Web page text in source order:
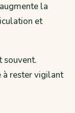
la
et
souvent.
à rester vigilant